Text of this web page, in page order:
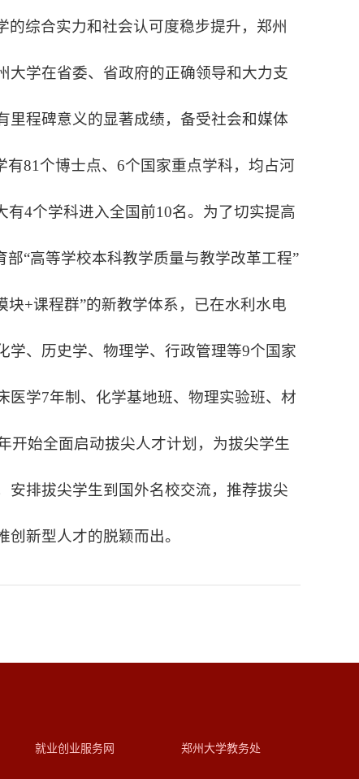
综合实力和社会认可度稳步提升，郑州
大学在省委、省政府的正确领导和大力支
里程碑意义的显著成绩，备受社会和媒体
81个博士点、6个国家重点学科，均占河
4个学科进入全国前10名。为了切实提高
“高等学校本科教学质量与教学改革工程”
+课程群”的新教学体系，已在水利水电
学、历史学、物理学、行政管理等9个国家
医学7年制、化学基地班、物理实验班、材
开始全面启动拔尖人才计划，为拔尖学生
安排拔尖学生到国外名校交流，推荐拔尖
新型人才的脱颖而出。
就业创业服务网 郑州大学教务处